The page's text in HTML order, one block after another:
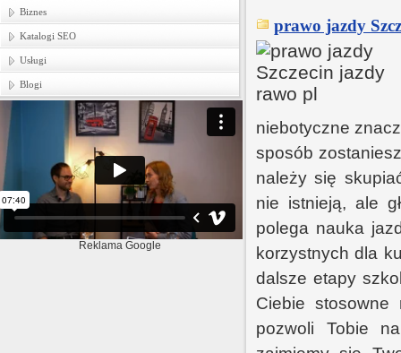
Biznes
Katalogi SEO
Usługi
Blogi
Reklama Google
prawo jazdy
niebotyczne
sposób
należy się
nie istnieją, ale
polega nauka
korzystnych dla
dalsze etapy
Ciebie stosowne
pozwoli Tobie